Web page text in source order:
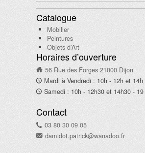
Catalogue
Mobilier
Peintures
Objets d’Art
Horaires d’ouverture
56 Rue des Forges 21000 Dijon
Mardi à Vendredi : 10h - 12h et 14h
Samedi : 10h - 12h30 et 14h30 -
Contact
03 80 30 09 05
damidot.patrick@wanadoo.fr